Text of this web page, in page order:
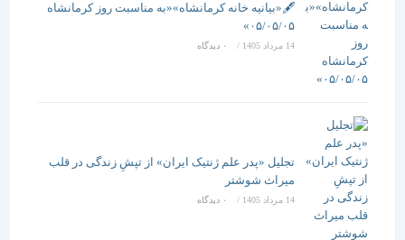
🖋️«بیانیه خانه کرمانشاه»«به مناسبت روز کرمانشاه
۰۵/۰۵/۰۵»
/ ۰ دیدگاه
تجلیل «پدر علم ژنتیک ایران» از تپشِ زندگی در قلب
میراث شوشتر
14 مرداد 1405 / ۰ دیدگاه